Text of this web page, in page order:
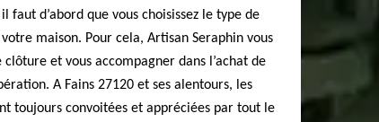
faut d’abord que vous choisissez le type de
maison. Pour cela, Artisan Seraphin vous
et vous accompagner dans l’achat de
A Fains 27120 et ses alentours, les
toujours convoitées et appréciées par tout le